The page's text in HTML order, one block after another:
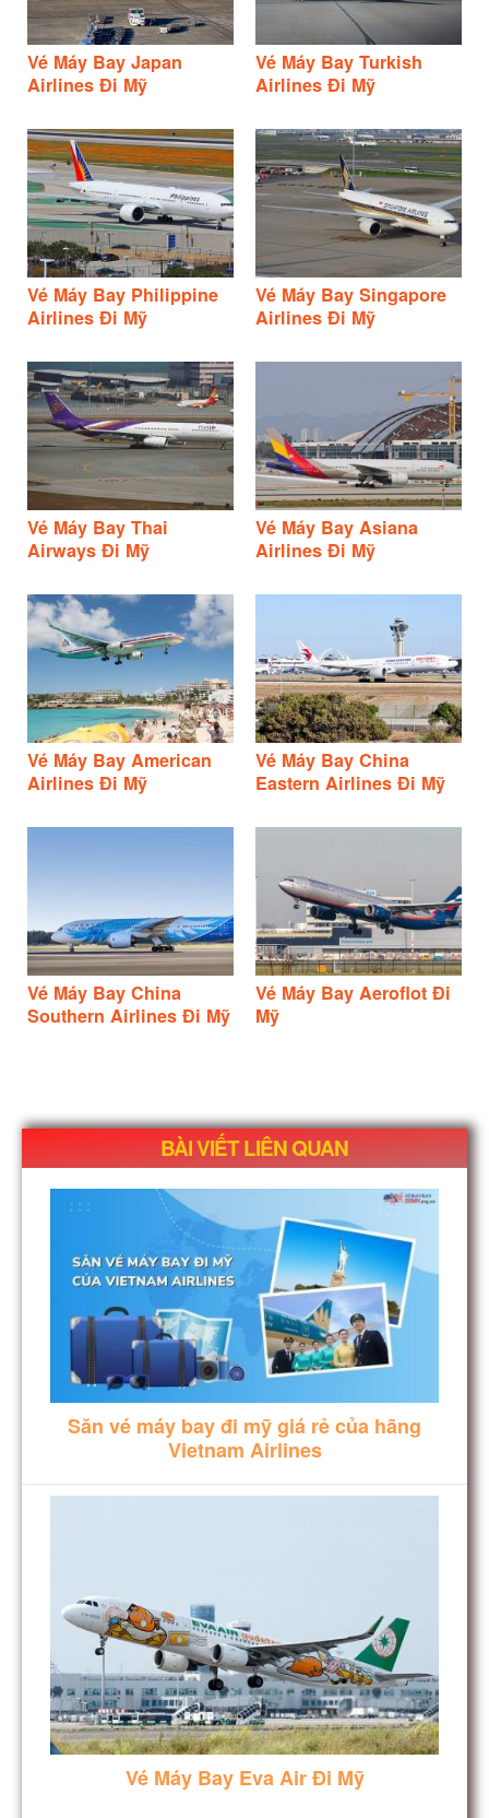
Vé Máy Bay Japan
Airlines Đi Mỹ
Vé Máy Bay Turkish
Airlines Đi Mỹ
Vé Máy Bay Philippine
Airlines Đi Mỹ
Vé Máy Bay Singapore
Airlines Đi Mỹ
Vé Máy Bay Thai
Airways Đi Mỹ
Vé Máy Bay Asiana
Airlines Đi Mỹ
Vé Máy Bay American
Airlines Đi Mỹ
Vé Máy Bay China
Eastern Airlines Đi Mỹ
Vé Máy Bay China
Southern Airlines Đi Mỹ
Vé Máy Bay Aeroflot Đi
Mỹ
BÀI VIẾT LIÊN QUAN
Săn vé máy bay đi mỹ giá rẻ của hãng
Vietnam Airlines
Vé Máy Bay Eva Air Đi Mỹ